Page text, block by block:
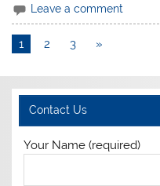
Leave a comment
1 2 3 »
Contact Us
Your Name (required)